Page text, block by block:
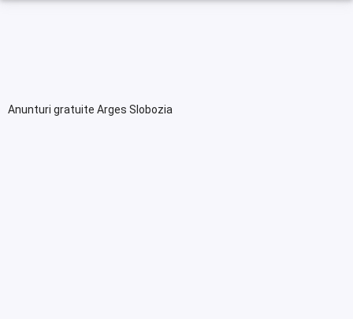
Anunturi gratuite Arges Slobozia